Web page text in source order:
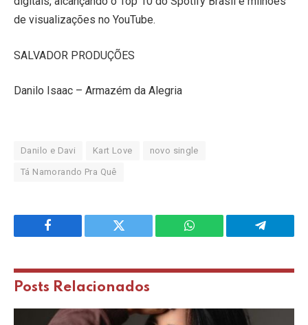
de visualizações no YouTube.
SALVADOR PRODUÇÕES
Danilo Isaac – Armazém da Alegria
Danilo e Davi Kart Love novo single
Tá Namorando Pra Quê
Facebook Twitter WhatsApp Telegram
Posts Relacionados